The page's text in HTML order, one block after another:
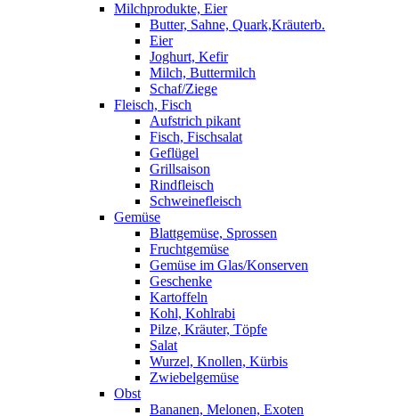
Milchprodukte, Eier
Butter, Sahne, Quark,Kräuterb.
Eier
Joghurt, Kefir
Milch, Buttermilch
Schaf/Ziege
Fleisch, Fisch
Aufstrich pikant
Fisch, Fischsalat
Geflügel
Grillsaison
Rindfleisch
Schweinefleisch
Gemüse
Blattgemüse, Sprossen
Fruchtgemüse
Gemüse im Glas/Konserven
Geschenke
Kartoffeln
Kohl, Kohlrabi
Pilze, Kräuter, Töpfe
Salat
Wurzel, Knollen, Kürbis
Zwiebelgemüse
Obst
Bananen, Melonen, Exoten